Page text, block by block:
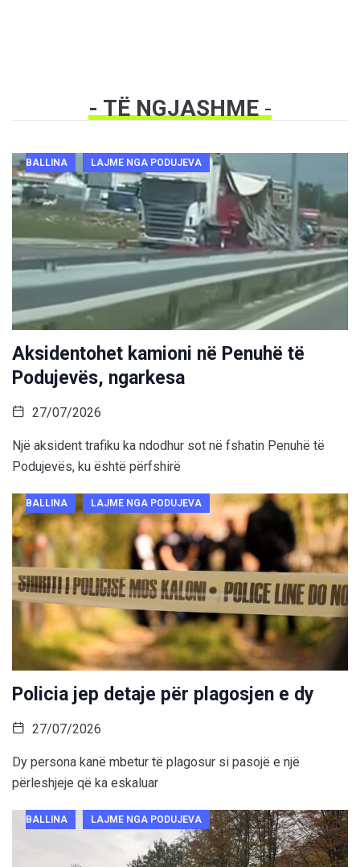
- TË NGJASHME-
BALLINA LAJME NGA PODUJEVA
Aksidentohet kamioni në Penuhë të
Podujevës, ngarkesa
27/07/2026
Një aksident trafiku ka ndodhur sot në fshatin Penuhë të
Podujevës, ku është përfshirë
BALLINA LAJME NGA PODUJEVA
Policia jep detaje për plagosjen e dy
27/07/2026
Dy persona kanë mbetur të plagosur si pasojë e një
përleshjeje që ka eskaluar
BALLINA LAJME NGA PODUJEVA